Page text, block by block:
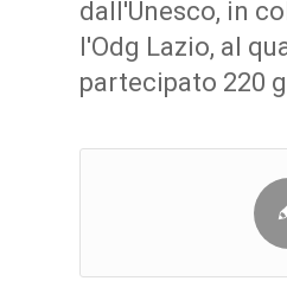
dall'Unesco, in
l'Odg Lazio, al
partecipato 220